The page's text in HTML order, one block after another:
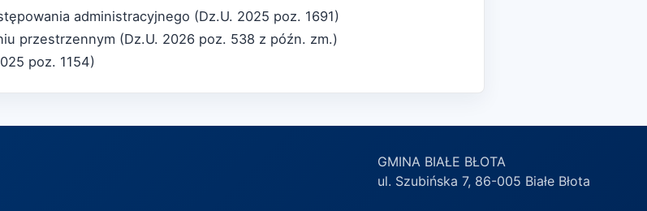
administracyjnego (Dz.U. 2025 poz. 1691)
przestrzennym (Dz.U. 2026 poz. 538 z późn. zm.)
poz. 1154)
GMINA BIAŁE BŁOTA
ul. Szubińska 7, 86-005 Białe Błota